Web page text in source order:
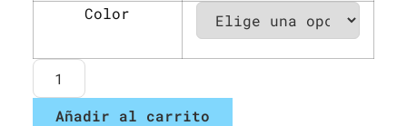
Color
Añadir al carrito